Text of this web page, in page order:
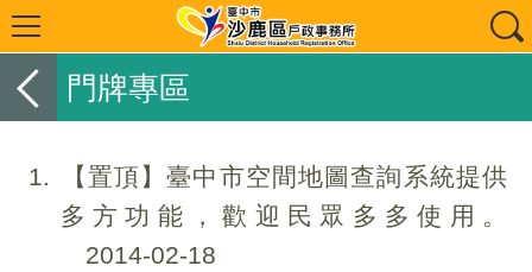
門牌專區
1
【置頂】臺中市空間地圖查詢系統提供
多方功能，歡迎民眾多多使用。
2014-02-18